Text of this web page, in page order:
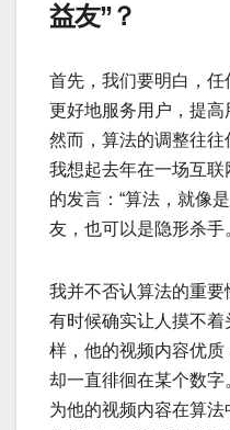
益友”？
首先，我们要明白，
更好地服务用户，提高
然而，算法的调整往
我想起去年在一场互
的发言：“算法，就像
友，也可以是隐形杀手
我并不否认算法的重
有时候确实让人摸不着
样，他的视频内容优
却一直徘徊在某个数
为他的视频内容在算